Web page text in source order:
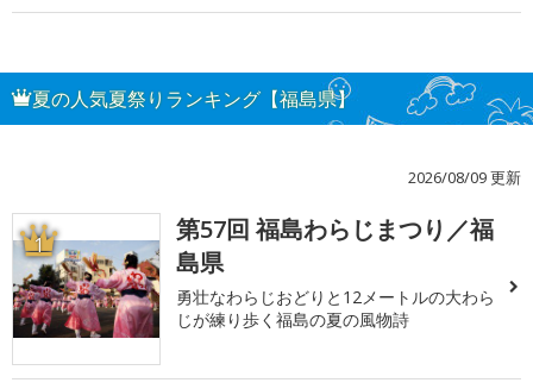
夏の人気夏祭りランキング【福島県】
2026/08/09 更新
1
第57回 福島わらじまつり／福
島県
勇壮なわらじおどりと12メートルの大わら
じが練り歩く福島の夏の風物詩